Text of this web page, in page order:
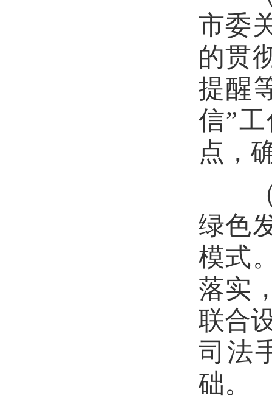
市委
的贯
提醒
信”
点，
（2
绿色
模式
落实
联合
司法
础。